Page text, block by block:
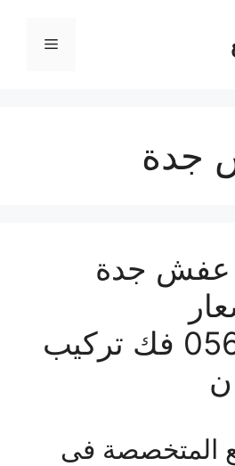
القائمة
جدة
عفش جدة
0560533140 فك تركيب
المتخصصة فى